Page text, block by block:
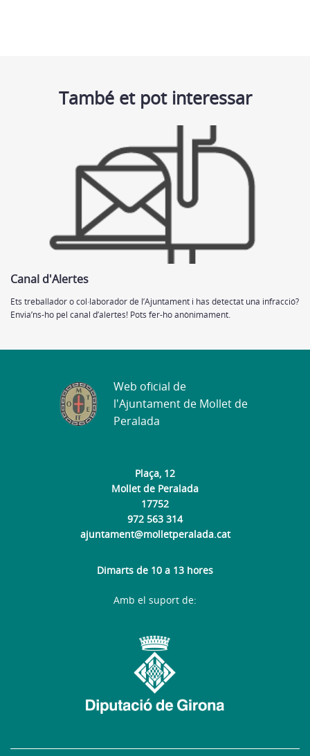
També et pot interessar
Canal d'Alertes
Ets treballador o col·laborador de l’Ajuntament i has detectat una infracció?
Envia’ns-ho pel canal d’alertes! Pots fer-ho anònimament.
Plaça, 12
Mollet de Peralada
17752
972 563 314
ajuntament@molletperalada.cat
Dimarts de 10 a 13 hores
Web oficial de
l'Ajuntament de Mollet de
Peralada
Amb el suport de: